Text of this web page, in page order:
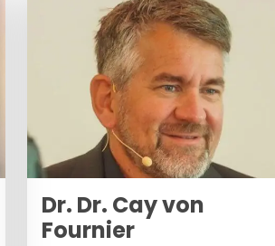
Dr. Dr. Cay von
Fournier